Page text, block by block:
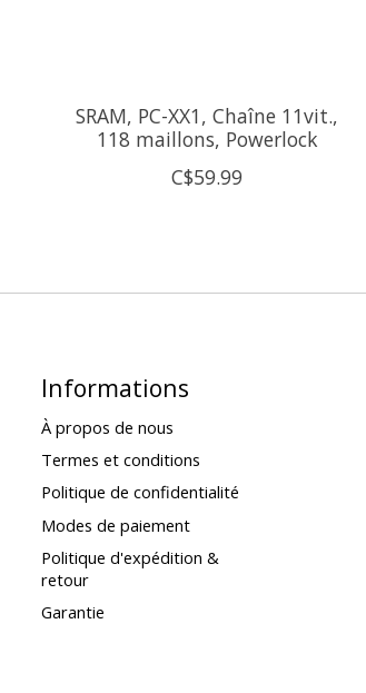
SRAM, PC-XX1, Chaîne 11vit.,
118 maillons, Powerlock
C$59.99
Informations
À propos de nous
Termes et conditions
Politique de confidentialité
Modes de paiement
Politique d'expédition &
retour
Garantie